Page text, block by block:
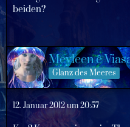
beiden?
Meyleen ê
Glanz des Meeres
12. Januar 2012 um 20:57